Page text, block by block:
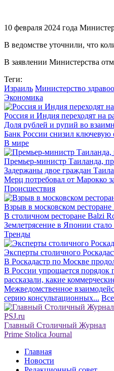
10 февраля 2024 года
В ведомстве уточнили, что
В заявлении Министерства
Теги:
Израиль Министерство
Экономика
Россия и Индия переходят на
Доля рублей и рупий во
Банк России снизил ключевую
В мире
Премьер-министр Таиланда,
Задержаны двое граждан
Мерц потребовал от Марокко
Происшествия
Взрыв в московском
В столичном ресторане Balzi
Землетрясение в Японии
Тренды
Эксперты столичного
В Роскадастр по Москве
В России упрощается порядок
рассказали, какие
Межведомственное
серию консультационных...
PSJ.ru
Главный Столичный Журнал
Prime Stolica Journal
Главная
Новости